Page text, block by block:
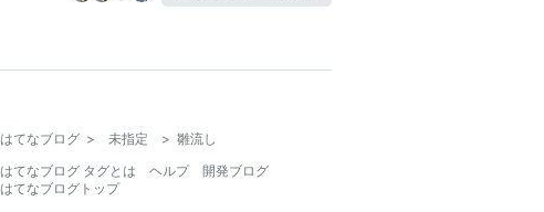
はてなブログ > 未指定 > 雛流し
はてなブログ タグとは
ヘルプ
開発ブログ
はてなブログトップ